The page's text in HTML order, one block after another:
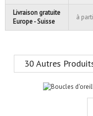
Livraison gratuite
Europe - Suisse
à
30 Autres